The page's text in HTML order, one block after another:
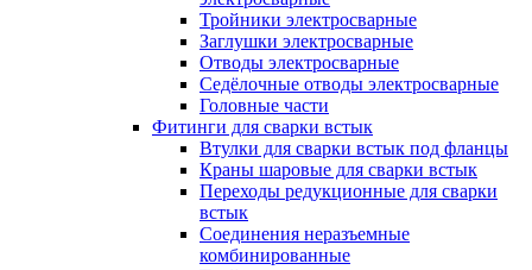
Тройники электросварные
Заглушки электросварные
Отводы электросварные
Седёлочные отводы электросварные
Головные части
Фитинги для сварки встык
Втулки для сварки встык под фланцы
Краны шаровые для сварки встык
Переходы редукционные для сварки
встык
Соединения неразъемные
комбинированные